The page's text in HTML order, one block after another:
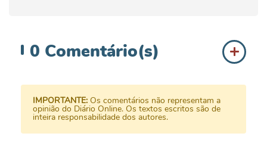
0 Comentário(s)
IMPORTANTE: Os comentários não representam a
opinião do Diário Online. Os textos escritos são de
inteira responsabilidade dos autores.